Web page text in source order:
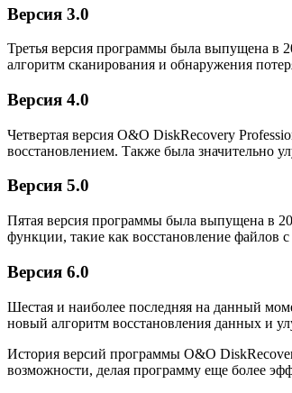
Версия 3.0
Третья версия программы была выпущена в
алгоритм сканирования и обнаружения
Версия 4.0
Четвертая версия O&O DiskRecovery
восстановлением. Также была значительно
Версия 5.0
Пятая версия программы была выпущена в
функции, такие как восстановление файлов
Версия 6.0
Шестая и наиболее последняя на данный
новый алгоритм восстановления данных и
История версий программы O&O
возможности, делая программу еще более